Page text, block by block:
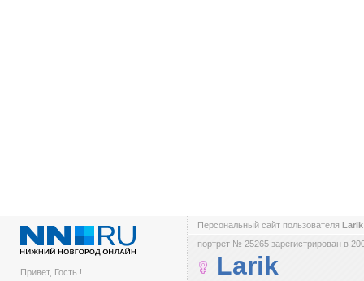
Привет, Гость !
Персональный сайт пользователя
портрет № 25265 зарегистрирован в
Larik